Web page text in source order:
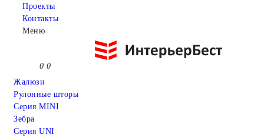
Проекты
Контакты
Меню
0 0
Жалюзи
Рулонные шторы
Серия MINI
Зебра
Серия UNI